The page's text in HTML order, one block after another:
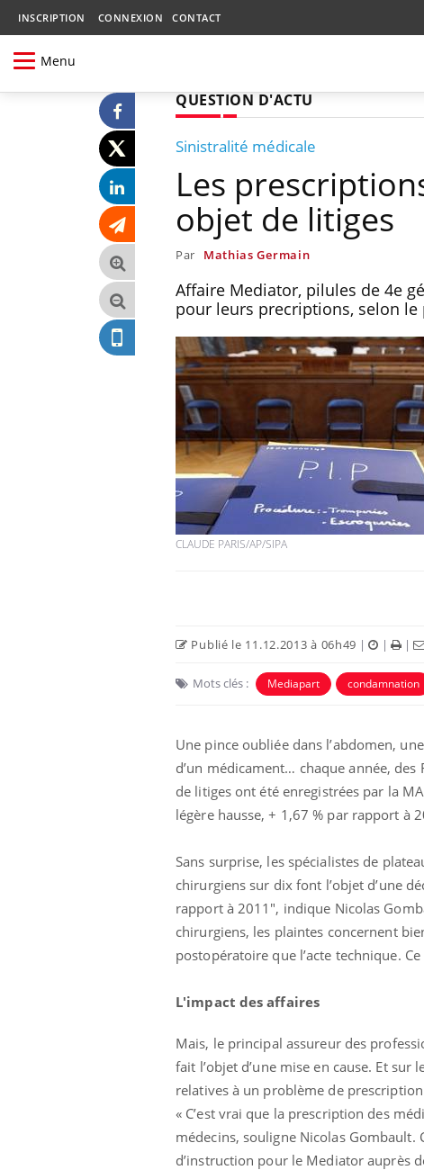
INSCRIPTION CONNEXION CONTACT
Menu
QUESTION D'ACTU
Sinistralité médicale
Les
objet de litiges
Par Mathias Germain
Affaire Mediator, pilules de 4e
pour leurs precriptions, selon
CLAUDE PARIS/AP/SIPA
Publié le 11.12.2013 à 06h49 | | |
Mots clés : Mediapart condamnation
Une pince oubliée dans l’abdomen,
d’un médicament… chaque année,
de litiges ont été enregistrées par la
légère hausse, + 1,67 % par rapport à
Sans surprise, les spécialistes de
chirurgiens sur dix font l’objet d’une
rapport à 2011", indique Nicolas
chirurgiens, les plaintes concernent
postopératoire que l’acte technique.
L'impact des affaires
Mais, le principal assureur des
fait l’objet d’une mise en cause. Et
relatives à un problème de
« C’est vrai que la prescription des
médecins, souligne Nicolas Gombault.
d’instruction pour le Mediator auprès